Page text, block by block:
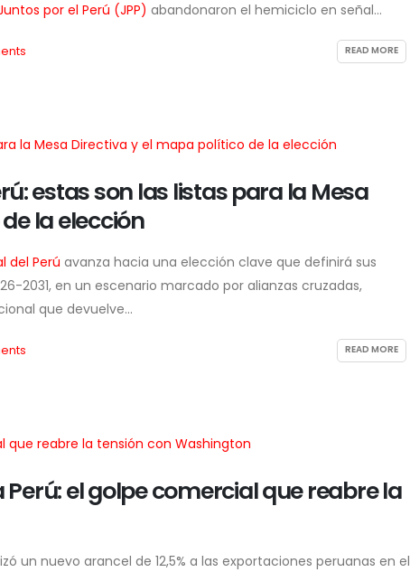
por el Perú (JPP) abandonaron el hemiciclo en señal...
READ MORE
estas son las listas para la Mesa
la elección
del Perú avanza hacia una elección clave que definirá sus
2031, en un escenario marcado por alianzas cruzadas,
que devuelve...
READ MORE
el golpe comercial que reabre la
un nuevo arancel de 12,5% a las exportaciones peruanas en el